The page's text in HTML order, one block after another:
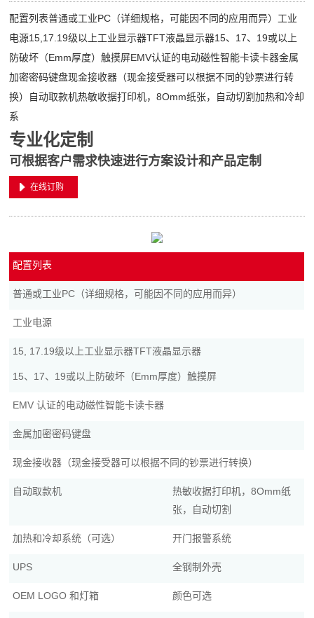
配置列表普通或工业PC（详细规格，可能因不同的应用而异）工业
电源15,17.19级以上工业显示器TFT液晶显示器15、17、19或以上
防破坏（Emm厚度）触摸屏EMV认证的电动磁性智能卡读卡器金属
加密密码键盘现金接收器（现金接受器可以根据不同的钞票进行转
换）自动取款机热敏收据打印机，8Omm纸张，自动切割加热和冷却
系
专业化定制
可根据客户需求快速进行方案设计和产品定制
在线订购
配置列表
普通或工业PC（详细规格，可能因不同的应用而异）
工业电源
15, 17.19级以上工业显示器TFT液晶显示器
15、17、19或以上防破坏（Emm厚度）触摸屏
EMV 认证的电动磁性智能卡读卡器
金属加密密码键盘
现金接收器（现金接受器可以根据不同的钞票进行转换）
自动取款机
热敏收据打印机，8Omm纸
张，自动切割
加热和冷却系统（可选） 开门报警系统
UPS 全钢制外壳
OEM LOGO 和灯箱 颜色可选